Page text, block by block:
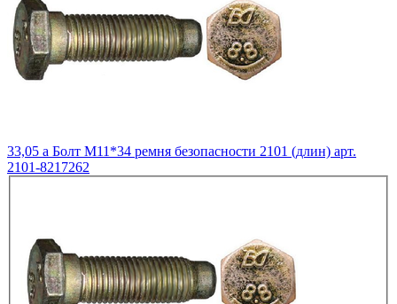
33,05 a Болт М11*34 ремня безопасности 2101 (длин) арт.
2101-8217262